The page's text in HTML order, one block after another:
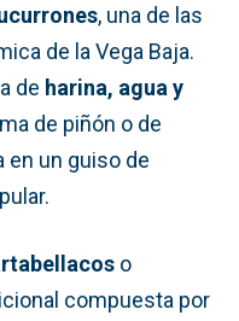
, una de las
de la Vega Baja.
de harina, agua y
de piñón o de
en un guiso de
o
compuesta por